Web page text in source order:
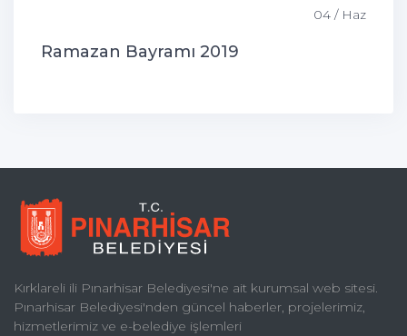
04 / Haz
Ramazan Bayramı 2019
Kırklareli ili Pınarhisar Belediyesi'ne ait kurumsal web sitesi.
Pınarhisar Belediyesi'nden güncel haberler, projelerimiz,
hizmetlerimiz ve e-belediye işlemleri